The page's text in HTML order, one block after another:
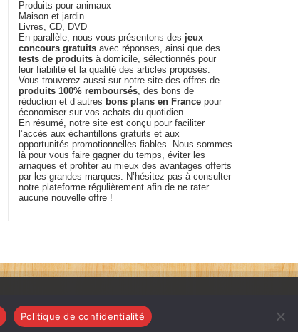
Produits pour animaux
Maison et jardin
Livres, CD, DVD
En parallèle, nous vous présentons des jeux
concours gratuits avec réponses, ainsi que des
tests de produits à domicile, sélectionnés pour
leur fiabilité et la qualité des articles proposés.
Vous trouverez aussi sur notre site des offres de
produits 100% remboursés, des bons de
réduction et d’autres bons plans en France pour
économiser sur vos achats du quotidien.
En résumé, notre site est conçu pour faciliter
l’accès aux échantillons gratuits et aux
opportunités promotionnelles fiables. Nous sommes
là pour vous faire gagner du temps, éviter les
arnaques et profiter au mieux des avantages offerts
par les grandes marques. N’hésitez pas à consulter
notre plateforme régulièrement afin de ne rater
aucune nouvelle offre !
Politique de confidentialité